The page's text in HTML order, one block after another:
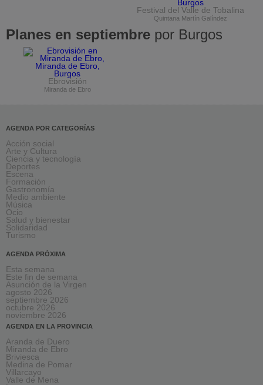
Festival del Valle de Tobalina
Quintana Martín Galíndez
Planes en septiembre por Burgos
Ebrovisión
Miranda de Ebro
AGENDA POR CATEGORÍAS
Acción social
Arte y Cultura
Ciencia y tecnología
Deportes
Escena
Formación
Gastronomía
Medio ambiente
Música
Ocio
Salud y bienestar
Solidaridad
Turismo
AGENDA PRÓXIMA
Esta semana
Este fin de semana
Asunción de la Virgen
agosto 2026
septiembre 2026
octubre 2026
noviembre 2026
AGENDA EN LA PROVINCIA
Aranda de Duero
Miranda de Ebro
Briviesca
Medina de Pomar
Villarcayo
Valle de Mena